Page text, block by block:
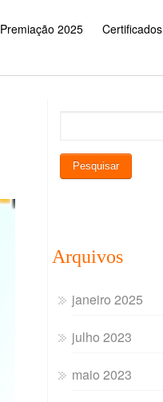
Premiação 2025 Certificados
Arquivos
janeiro 2025
julho 2023
maio 2023